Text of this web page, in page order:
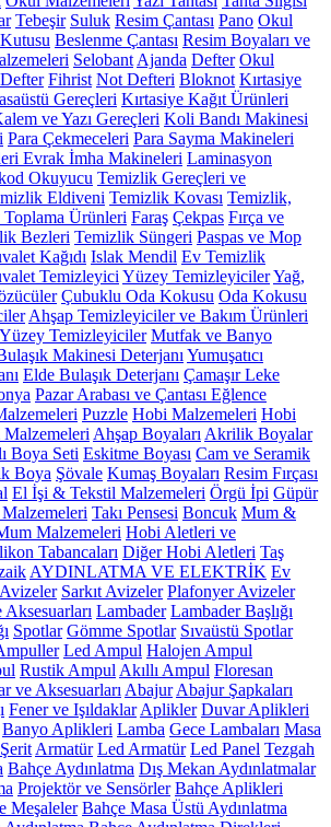
Tebeşir Suluk Resim Çantası Pano Okul
Beslenme Çantası Resim Boyaları ve
Selobant Ajanda Defter Okul
Fihrist Not Defteri Bloknot Kırtasiye
Gereçleri Kırtasiye Kağıt Ürünleri
ve Yazı Gereçleri Koli Bandı Makinesi
Para Çekmeceleri Para Sayma Makineleri
Evrak İmha Makineleri Laminasyon
Okuyucu Temizlik Gereçleri ve
Eldiveni Temizlik Kovası Temizlik,
Ürünleri Faraş Çekpas Fırça ve
Bezleri Temizlik Süngeri Paspas ve Mop
Kağıdı Islak Mendil Ev Temizlik
Temizleyici Yüzey TemizleyicilerYağ,
Çubuklu Oda Kokusu Oda Kokusu
Ahşap Temizleyiciler ve Bakım Ürünleri
Temizleyiciler Mutfak ve Banyo
Makinesi Deterjanı Yumuşatıcı
Elde Bulaşık Deterjanı Çamaşır Leke
Pazar Arabası ve Çantası Eğlence
Puzzle Hobi Malzemeleri Hobi
Ahşap Boyaları Akrilik Boyalar
Boya Seti Eskitme Boyası Cam ve Seramik
Boya Şövale Kumaş Boyaları Resim Fırçası
El İşi & Tekstil Malzemeleri Örgü İpi Güpür
Malzemeleri Takı Pensesi Boncuk Mum &
Malzemeleri Hobi Aletleri ve
Tabancaları Diğer Hobi Aletleri Taş
AYDINLATMA VE ELEKTRİK Ev
Avizeler Sarkıt Avizeler Plafonyer Avizeler
Lambader Lambader Başlığı
Spotlar Gömme Spotlar Sıvaüstü Spotlar
Led Ampul Halojen Ampul
Rustik Ampul Akıllı Ampul Floresan
ve Aksesuarları Abajur Abajur Şapkaları
Fener ve Işıldaklar Aplikler Duvar Aplikleri
Banyo Aplikleri Lamba Gece Lambaları Masa
Armatür Led Armatür Led Panel Tezgah
Bahçe Aydınlatma Dış Mekan Aydınlatmalar
Projektör ve Sensörler Bahçe Aplikleri
Meşaleler Bahçe Masa Üstü Aydınlatma